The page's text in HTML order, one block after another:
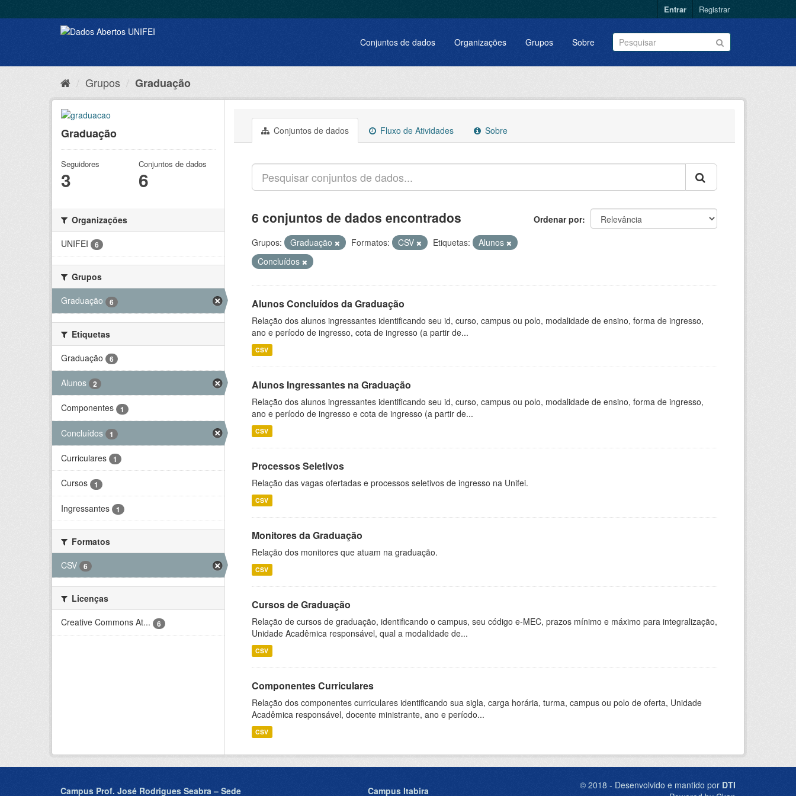
Entrar Registrar
Conjuntos de dados Organizações Grupos Sobre
Grupos Graduação
Graduação
Seguidores
3
Conjuntos de dados
6
Organizações
UNIFEI
6
Grupos
Graduação
6
Etiquetas
Graduação
6
Alunos 2
Componentes 1
Concluídos 1
Curriculares 1
Cursos 1
Ingressantes 1
Formatos
CSV
6
Licenças
Creative Commons At...
6
Conjuntos de dados Fluxo de Atividades Sobre
Ordenar por
6 conjuntos de dados encontrados
Grupos: Graduação Formatos: CSV Etiquetas:
Alunos
Concluídos
Alunos Concluídos da Graduação
Relação dos alunos ingressantes identificando seu id, curso, campus ou polo, modalidade de ensino, forma de ingresso,
ano e período de ingresso, cota de ingresso (a partir de...
CSV
Alunos Ingressantes na Graduação
Relação dos alunos ingressantes identificando seu id, curso, campus ou polo, modalidade de ensino, forma de ingresso,
ano e período de ingresso e cota de ingresso (a partir de...
CSV
Processos Seletivos
Relação das vagas ofertadas e processos seletivos de ingresso na Unifei.
CSV
Monitores da Graduação
Relação dos monitores que atuam na graduação.
CSV
Cursos de Graduação
Relação de cursos de graduação, identificando o campus, seu código e-MEC, prazos mínimo e máximo para integralização,
Unidade Acadêmica responsável, qual a modalidade de...
CSV
Componentes Curriculares
Relação dos componentes curriculares identificando sua sigla, carga horária, turma, campus ou polo de oferta, Unidade
Acadêmica responsável, docente ministrante, ano e período...
CSV
Campus Prof. José Rodrigues Seabra – Sede Campus Itabira © 2018 - Desenvolvido e mantido por DTI